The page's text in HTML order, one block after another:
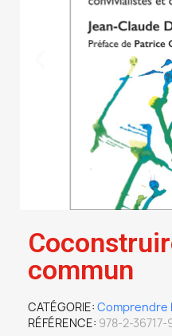
commun
CATÉGORIE Comprendre
RÉFÉRENCE 978-2-36717-